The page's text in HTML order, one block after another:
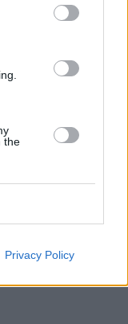
the
Privacy Policy